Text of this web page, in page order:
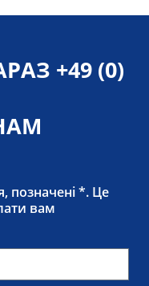
+49 (0)
позначені *. Це
вам